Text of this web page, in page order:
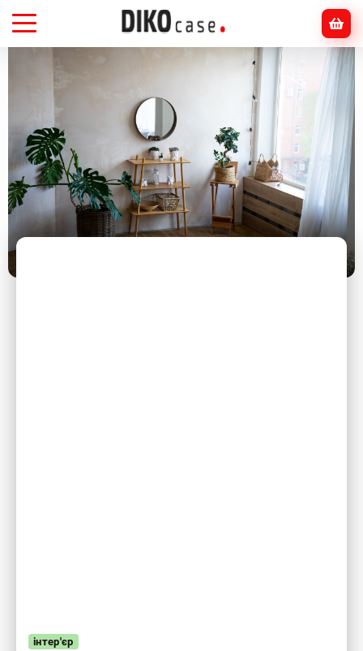
Головна інтер'єр
ТОП-10 бюджетних способів змінити настрій у
кімнаті
інтер'єр